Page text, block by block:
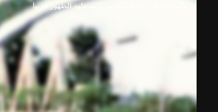
دامابيديا في إجازة للتطوير ... ستعاود الظهور قريباً